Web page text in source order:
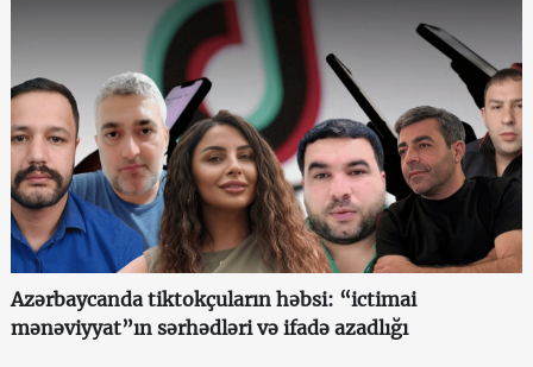
Azərbaycanda tiktokçuların həbsi: “ictimai
mənəviyyat”ın sərhədləri və ifadə azadlığı